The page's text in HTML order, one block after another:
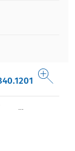
...